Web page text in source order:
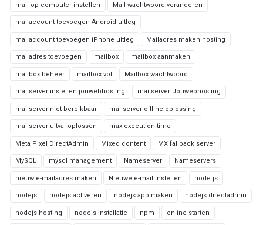
mail op computer instellen Mail wachtwoord veranderen
mailaccount toevoegen Android uitleg
mailaccount toevoegen iPhone uitleg Mailadres maken hosting
mailadres toevoegen mailbox mailbox aanmaken
mailbox beheer mailbox vol Mailbox wachtwoord
mailserver instellen jouwebhosting mailserver Jouwebhosting
mailserver niet bereikbaar mailserver offline oplossing
mailserver uitval oplossen max execution time
Meta Pixel DirectAdmin Mixed content MX fallback server
MySQL mysql management Nameserver Nameservers
nieuw e-mailadres maken Nieuwe e-mail instellen node.js
nodejs nodejs activeren nodejs app maken nodejs directadmin
nodejs hosting nodejs installatie npm online starten